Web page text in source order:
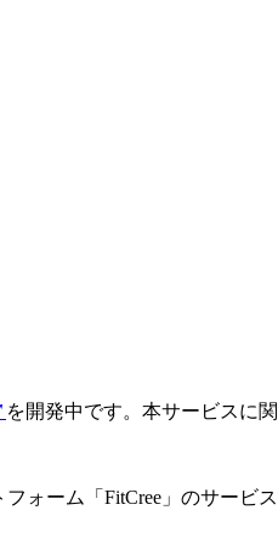
を開発中です。本サービスに
ォーム「FitCree」のサービ